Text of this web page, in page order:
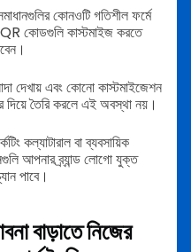
কোনওটি গতিশীল ফর্মে
QR কোডগুলি কাস্টমাইজ করতে
দেখায় এবং কোনো কাস্টমাইজেশন
দিয়ে তৈরি করলে এই অবস্থা নয়।
কল্যাটারাল বা ব্যবসায়িক
আপনার ব্র্যান্ড লোগো যুক্ত
পাবে।
বাড়াতে নিজের